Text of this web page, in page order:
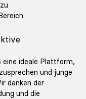
eine ideale Plattform,
und junge
danken der
und die